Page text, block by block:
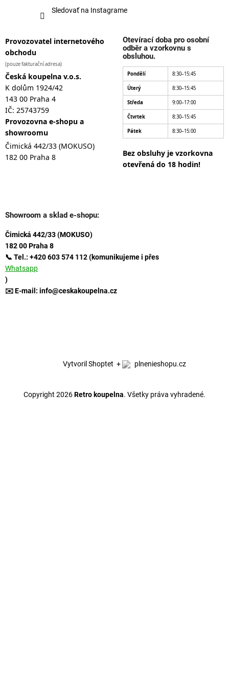
Sledovať na Instagrame
Provozovatel internetového
obchodu
(pouze fakturační adresa)
Česká koupelna v.o.s.
K dolům 1924/42
143 00 Praha 4
IČ: 25743759
Provozovna e-shopu a
showroomu
Čimická 442/33 (MOKUSO)
182 00 Praha 8
Otevírací doba pro osobní
odběr a vzorkovnu s
obsluhou.
Pondělí 8:30–15:45
Úterý 8:30–15:45
Středa 9:00–17:00
Čtvrtek 8:30–15:45
Pátek 8:30–15:00
Bez obsluhy je vzorkovna
otevřená do 18 hodin!
Showroom a sklad e-shopu:
Čimická 442/33 (MOKUSO)
182 00 Praha 8
📞 Tel.: +420 603 574 112 (komunikujeme i přes
Whatsapp
)
✉️ E-mail: info@ceskakoupelna.cz
Vytvoril Shoptet + plnenieshopu.cz
Copyright 2026Retro koupelna. Všetky práva vyhradené.